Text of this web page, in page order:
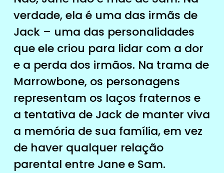
verdade, ela é uma das irmãs de
Jack – uma das personalidades
que ele criou para lidar com a dor
e a perda dos irmãos. Na trama de
Marrowbone, os personagens
representam os laços fraternos e
a tentativa de Jack de manter viva
a memória de sua família, em vez
de haver qualquer relação
parental entre Jane e Sam.